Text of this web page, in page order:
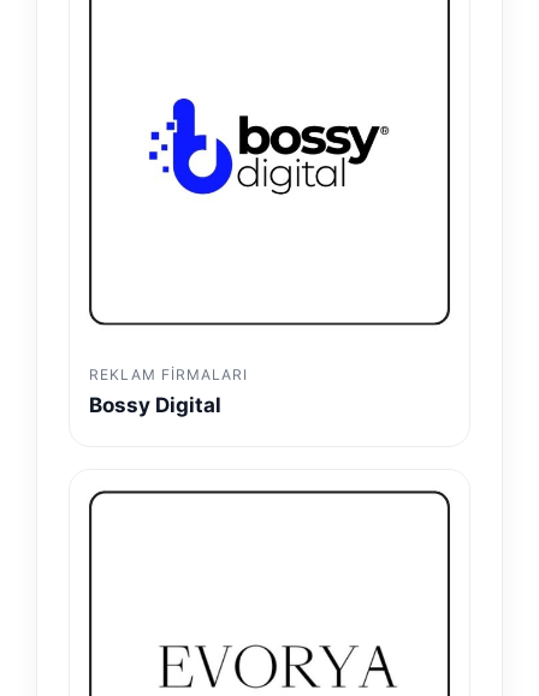
REKLAM FIRMALARI
Bossy Digital